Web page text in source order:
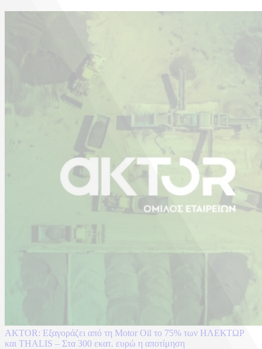
AKTOR: Εξαγοράζει από τη Motor Oil το 75% των ΗΛΕΚΤΩΡ
και THALIS – Στα 300 εκατ. ευρώ η αποτίμηση